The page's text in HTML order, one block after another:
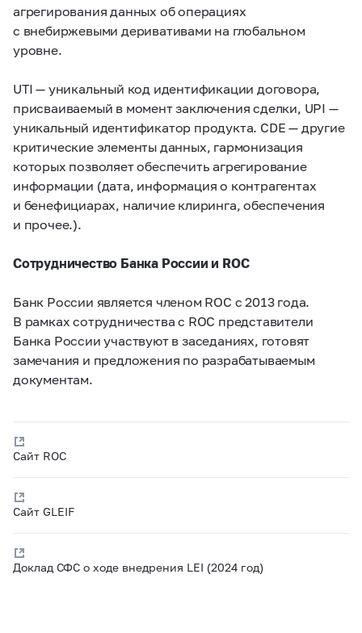
агрегирования данных об операциях
с внебиржевыми деривативами на глобальном
уровне.
UTI — уникальный код идентификации договора,
присваиваемый в момент заключения сделки, UPI —
уникальный идентификатор продукта. CDE — другие
критические элементы данных, гармонизация
которых позволяет обеспечить агрегирование
информации (дата, информация о контрагентах
и бенефициарах, наличие клиринга, обеспечения
и прочее.).
Сотрудничество Банка России и ROC
Банк России является членом ROC с 2013 года.
В рамках сотрудничества с ROC представители
Банка России участвуют в заседаниях, готовят
замечания и предложения по разрабатываемым
документам.
Сайт ROC
Сайт GLEIF
Доклад СФС о ходе внедрения LEI (2024 год)